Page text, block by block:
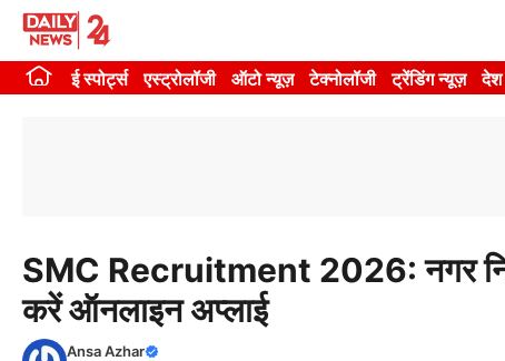
Skip
contentई स्पोर्ट्स एस्ट्रोलॉजी ऑटो न्यूज़ टेक्नोलॉजी ट्रेंडिंग न्यूज़ देश
SMC Recruitment 2026: नगर
करें ऑनलाइन अप्लाई
Ansa Azhar